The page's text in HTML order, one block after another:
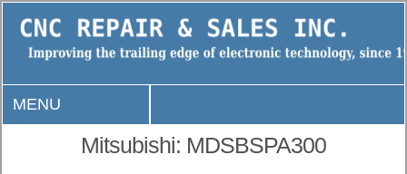
MENU
Mitsubishi: MDSBSPA300